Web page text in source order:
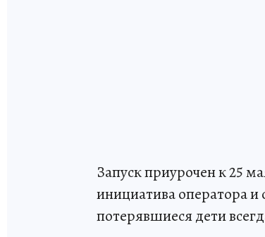
Запуск приурочен к 25
инициатива оператора
потерявшиеся дети